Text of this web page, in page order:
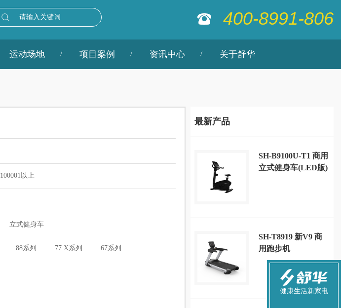
400-8991-806
请输入关键词
运动场地 项目案例 资讯中心 关于舒华
100001以上
立式健身车
88系列 77 X系列 67系列
最新产品
SH-B9100U-T1 商用
立式健身车(LED版)
SH-T8919 新V9 商
用跑步机
健康生活新家电